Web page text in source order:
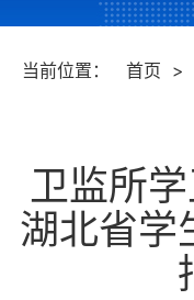
当前位置： 首页 >
卫监所
湖北省学